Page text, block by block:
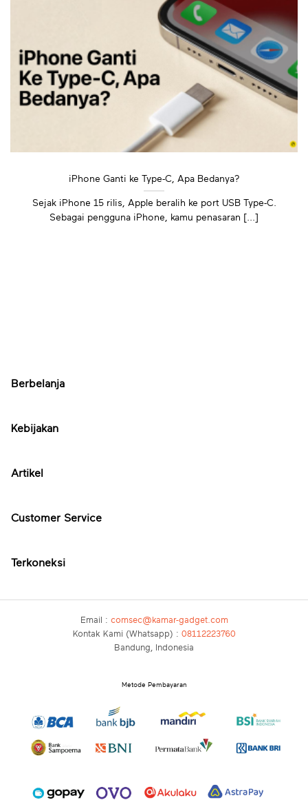
iPhone Ganti ke Type-C, Apa Bedanya?
Sejak iPhone 15 rilis, Apple beralih ke port USB Type-C.
Sebagai pengguna iPhone, kamu penasaran [...]
Berbelanja
Kebijakan
Artikel
Customer Service
Terkoneksi
Email : comsec@kamar-gadget.com
Kontak Kami (Whatsapp) : 08112223760
Bandung, Indonesia
Metode Pembayaran